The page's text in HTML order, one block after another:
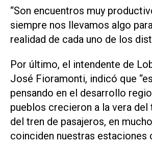
“Son encuentros muy
siempre nos llevamos algo
realidad de cada uno de los
Por último, el intendente de
José Fioramonti, indicó que
pensando en el desarrollo
pueblos crecieron a la vera del
del tren de pasajeros, en
coinciden nuestras estaciones